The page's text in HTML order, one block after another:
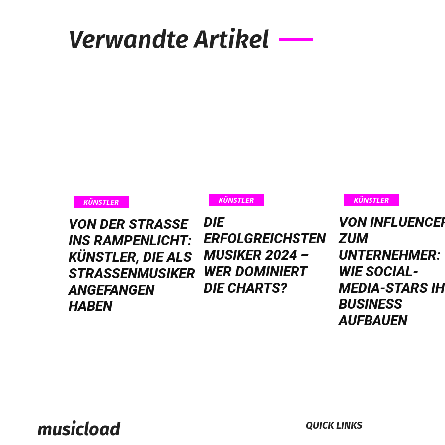
Verwandte Artikel
KÜNSTLER
VON DER STRASSE I
NS RAMPENLICHT: K
ÜNSTLER, DIE ALS S
TRASSENMUSIKER AN
GEFANGEN HA
BEN
KÜNSTLER
DIE
ERFOLGREICHSTEN
MUSIKER 2024 –
WER DOMINIERT
DIE CHARTS?
KÜNSTLER
VON
ZUM
UNTERNEHMER:
WIE SOCIAL-
MEDIA-STARS
BUSINESS
AUFBAUEN
musicload QUICK LINKS